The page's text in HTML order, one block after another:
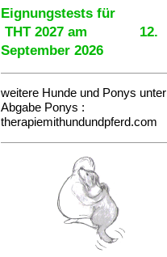
Eignungstests für
THT 2027 am 12.
September 2026
weitere Hunde und Ponys unter
Abgabe Ponys :
therapiemithundundpferd.com